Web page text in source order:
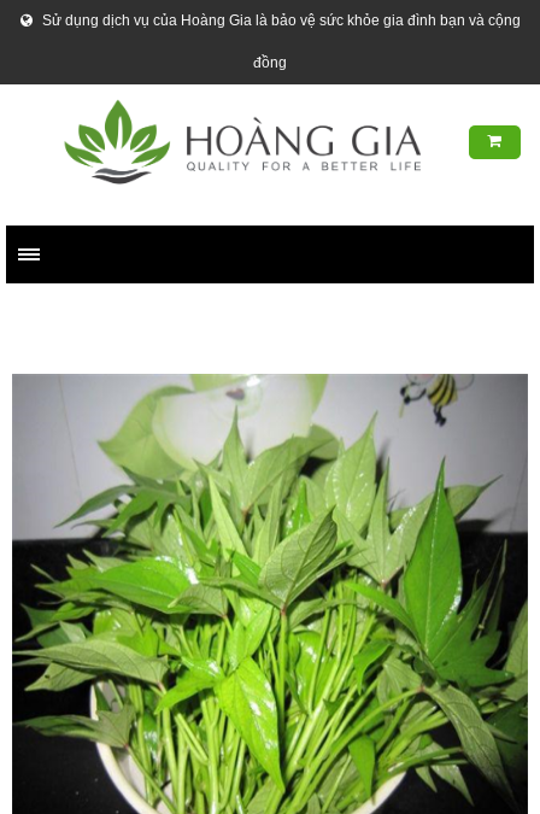
Sử dụng dịch vụ của Hoàng Gia là bảo vệ sức khỏe gia đình bạn và cộng
đồng